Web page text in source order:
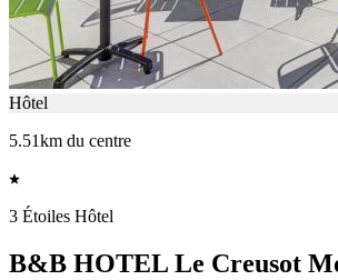
Hôtel
5.51km du centre
3 Étoiles Hôtel
B&B HOTEL Le Creusot